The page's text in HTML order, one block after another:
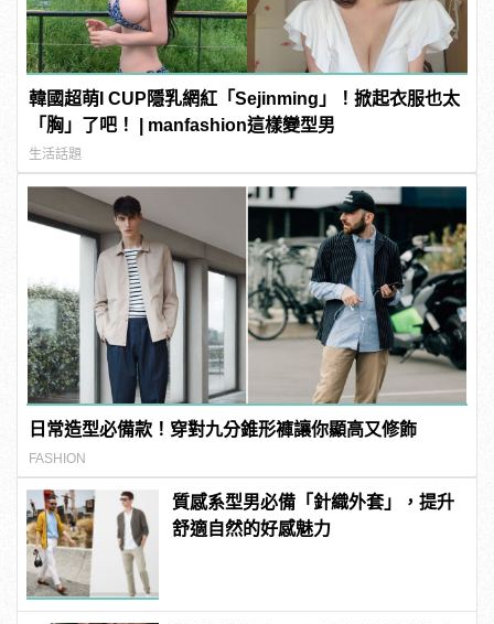
韓國超萌I CUP隱乳網紅「Sejinming」！掀起衣服也太
「胸」了吧！ | manfashion這樣變型男
生活話題
日常造型必備款！穿對九分錐形褲讓你顯高又修飾
FASHION
質感系型男必備「針織外套」，提升
舒適自然的好感魅力